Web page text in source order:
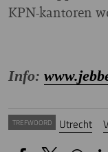
KPN-kantoren
Info:
TREFWOORD Utrecht